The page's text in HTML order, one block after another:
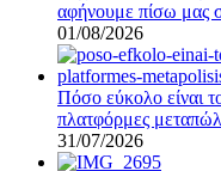
αφήνουμε πίσω μας
01/08/2026
Πόσο εύκολο είναι
πλατφόρμες
31/07/2026